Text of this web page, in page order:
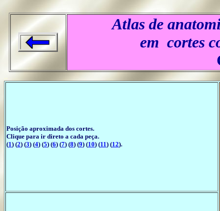
Atlas de
em cortes
..
Posição aproximada dos cortes.
Clique para ir direto a cada peça.
(1) (2) (3) (4) (5) (6) (7) (8) (9) (10) (11) (12).